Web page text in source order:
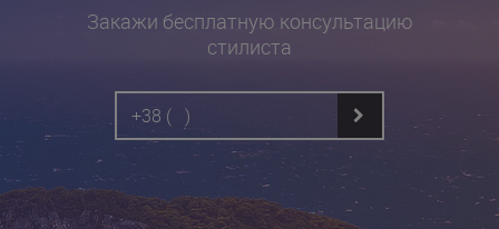
Закажи бесплатную консультацию
стилиста